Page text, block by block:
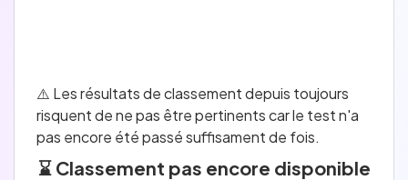
⚠️ Les résultats de classement depuis toujours
risquent de ne pas être pertinents car le test n'a
pas encore été passé suffisament de fois.
⌛ Classement pas encore disponible